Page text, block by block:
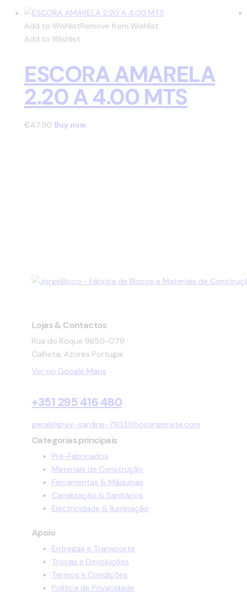
Add to WishlistRemove from Wishlist
Add to Wishlist
ESCORA AMARELA
2.20 A 4.00 MTS
€47.90 Buy now
1
Lojas & Contactos
Rua do Roque 9850-079
Calheta, Azores Portugal
Ver no Google Maps
+351 295 416 480
geral@grey-sardine-793311.hostingersite.com
Categorias principais
Pré-Fabricados
Materiais de Construção
Ferramentas & Máquinas
Canalização & Sanitários
Electricidade & Iluminação
Apoio
Entregas e Transporte
Trocas e Devoluções
Termos e Condições
Política de Privacidade